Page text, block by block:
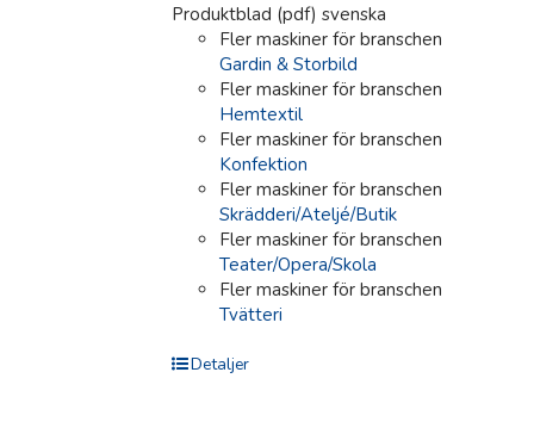
Produktblad (pdf) svenska
Fler maskiner för branschen
Gardin & Storbild
Fler maskiner för branschen
Hemtextil
Fler maskiner för branschen
Konfektion
Fler maskiner för branschen
Skrädderi/Ateljé/Butik
Fler maskiner för branschen
Teater/Opera/Skola
Fler maskiner för branschen
Tvätteri
Detaljer